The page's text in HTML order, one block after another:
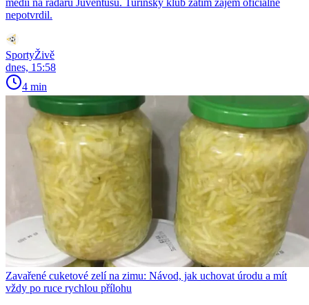
médií na radaru Juventusu. Turínský klub zatím zájem oficiálně
nepotvrdil.
SportyŽivě
dnes, 15:58
4 min
Zavařené cuketové zelí na zimu: Návod, jak uchovat úrodu a mít
vždy po ruce rychlou přílohu